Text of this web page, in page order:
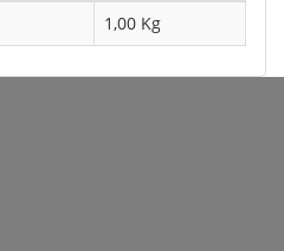
1,00 Kg